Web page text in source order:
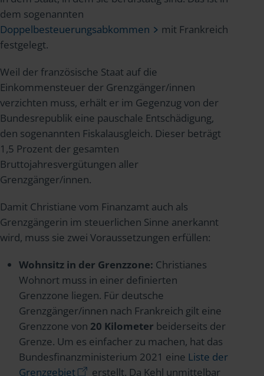
dem sogenannten
Doppelbesteuerungsabkommen
mit Frankreich
festgelegt.
Weil der französische Staat auf die
Einkommensteuer der Grenzgänger/innen
verzichten muss, erhält er im Gegenzug von der
Bundesrepublik eine pauschale Entschädigung,
den sogenannten Fiskalausgleich. Dieser beträgt
1,5 Prozent der gesamten
Bruttojahresvergütungen aller
Grenzgänger/innen.
Damit Christiane vom Finanzamt auch als
Grenzgängerin im steuerlichen Sinne anerkannt
wird, muss sie zwei Voraussetzungen erfüllen:
Wohnsitz in der Grenzzone: Christianes
Wohnort muss in einer definierten
Grenzzone liegen. Für deutsche
Grenzgänger/innen nach Frankreich gilt eine
Grenzzone von 20 Kilometer beiderseits der
Grenze. Um es einfacher zu machen, hat das
Bundesfinanzministerium 2021 eine Liste der
Grenzgebiet
erstellt. Da Kehl unmittelbar